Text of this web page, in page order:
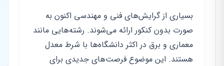
بسیاری از گرایش‌های فنی و مهندسی اکنون به
صورت بدون کنکور ارائه می‌شوند. رشته‌هایی مانند
معماری و برق در اکثر دانشگاه‌ها با شرط معدل
هستند. این موضوع فرصت‌های جدیدی برای